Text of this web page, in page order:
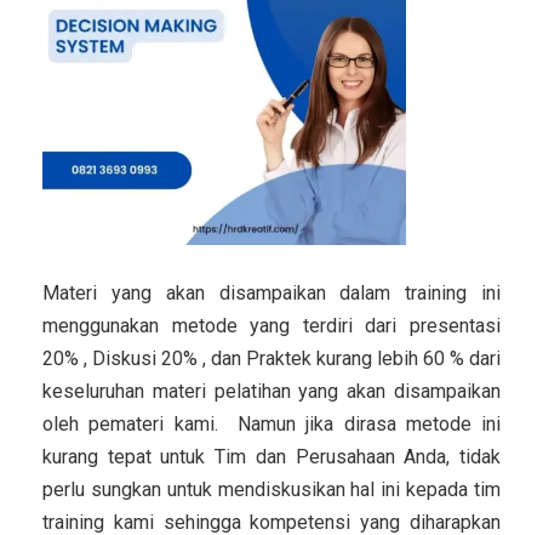
Materi yang akan disampaikan dalam training ini
menggunakan metode yang terdiri dari presentasi
20% , Diskusi 20% , dan Praktek kurang lebih 60 % dari
keseluruhan materi pelatihan yang akan disampaikan
oleh pemateri kami. Namun jika dirasa metode ini
kurang tepat untuk Tim dan Perusahaan Anda, tidak
perlu sungkan untuk mendiskusikan hal ini kepada tim
training kami sehingga kompetensi yang diharapkan